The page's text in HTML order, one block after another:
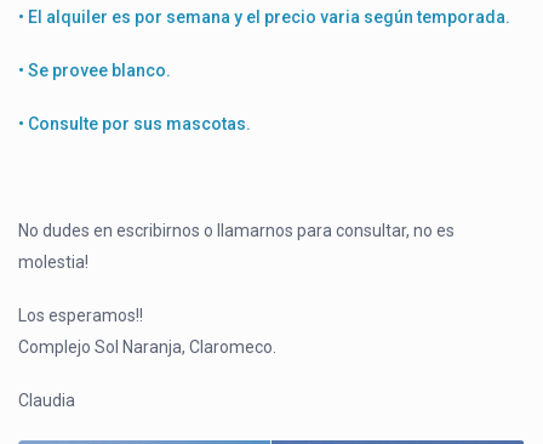
• El alquiler es por semana y el precio varia según temporada.
• Se provee blanco.
• Consulte por sus mascotas.
No dudes en escribirnos o llamarnos para consultar, no es
molestia!
Los esperamos!!
Complejo Sol Naranja, Claromeco.
Claudia